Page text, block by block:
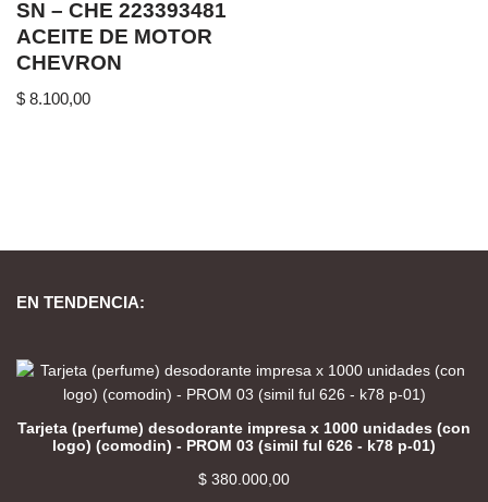
SN – CHE 223393481
ACEITE DE MOTOR
CHEVRON
$ 8.100,00
EN TENDENCIA:
Tarjeta (perfume) desodorante impresa x 1000 unidades (con
logo) (comodin) - PROM 03 (simil ful 626 - k78 p-01)
$ 380.000,00